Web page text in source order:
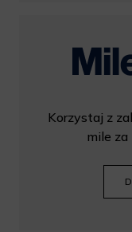
Korzystaj z
mile